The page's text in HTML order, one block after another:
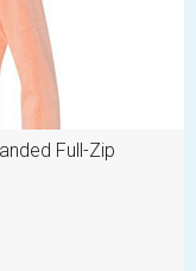
Full-Zip